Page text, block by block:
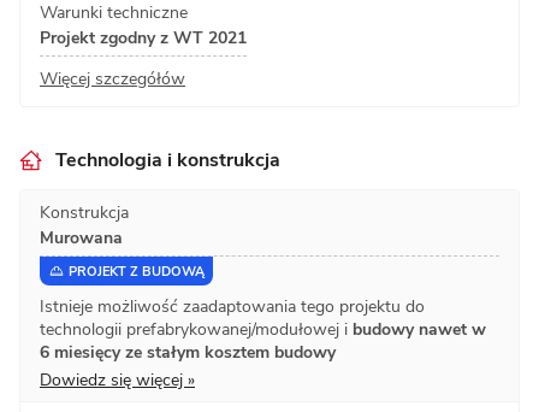
Warunki techniczne
Projekt zgodny z WT 2021
Więcej szczegółów
Technologia i konstrukcja
Konstrukcja
Murowana
PROJEKT Z BUDOWĄ
Istnieje możliwość zaadaptowania tego projektu do
technologii prefabrykowanej/modułowej i budowy nawet w
6 miesięcy ze stałym kosztem budowy
Dowiedz się więcej »